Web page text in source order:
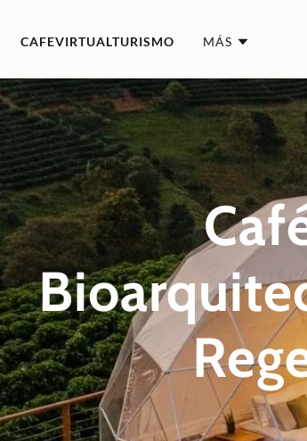
CAFEVIRTUALTURISMO MÁS